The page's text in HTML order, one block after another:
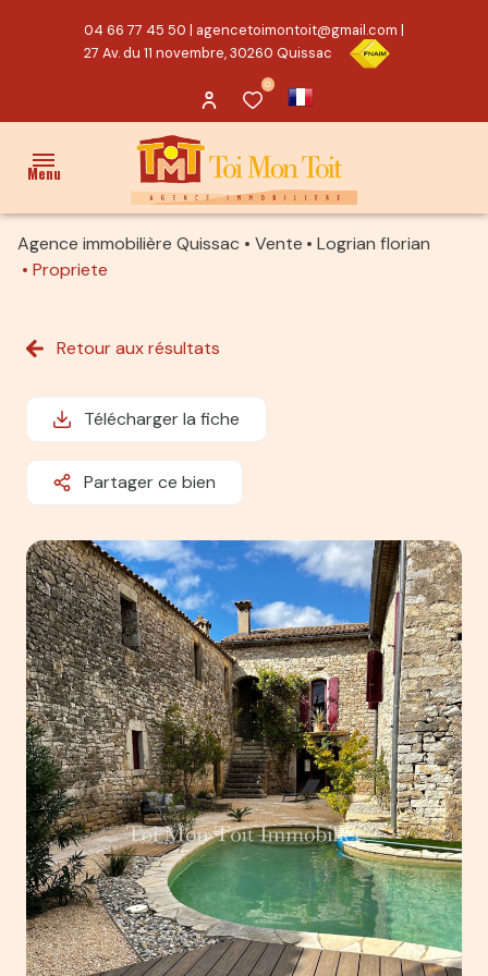
04 66 77 45 50 | agencetoimontoit@gmail.com |
27 Av. du 11 novembre, 30260 Quissac
0
Menu
ACCUEIL
PROPRIÉTÉ/CHARME
MAISON
TERRAIN
ALERTE
E-MAIL
ESTIMATION
CONTACT
Agence immobilière Quissac Vente
Logrian florian
Propriete
Retour aux résultats
Télécharger la fiche
Partager ce bien